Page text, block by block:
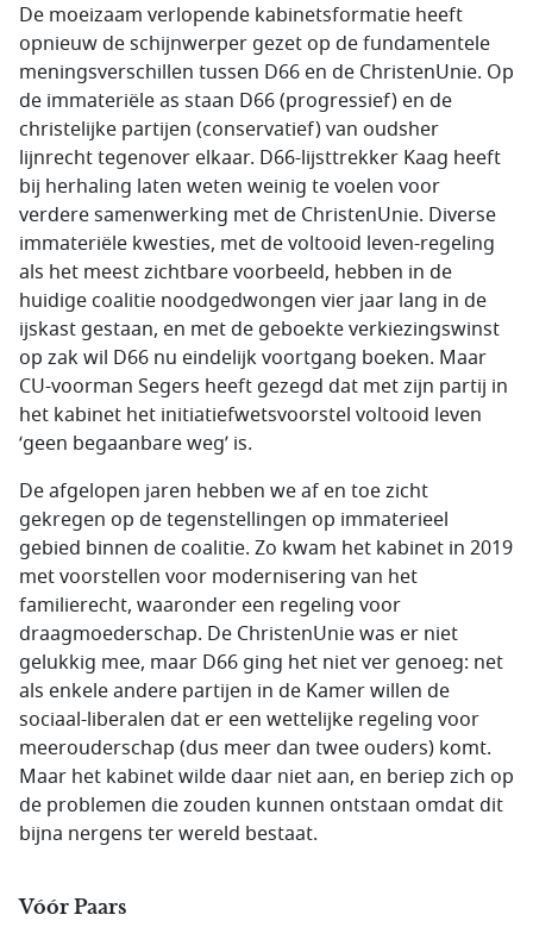
De moeizaam verlopende kabinetsformatie heeft
opnieuw de schijnwerper gezet op de fundamentele
meningsverschillen tussen D66 en de ChristenUnie. Op
de immateriële as staan D66 (progressief) en de
christelijke partijen (conservatief) van oudsher
lijnrecht tegenover elkaar. D66-lijsttrekker Kaag heeft
bij herhaling laten weten weinig te voelen voor
verdere samenwerking met de ChristenUnie. Diverse
immateriële kwesties, met de voltooid leven-regeling
als het meest zichtbare voorbeeld, hebben in de
huidige coalitie noodgedwongen vier jaar lang in de
ijskast gestaan, en met de geboekte verkiezingswinst
op zak wil D66 nu eindelijk voortgang boeken. Maar
CU-voorman Segers heeft gezegd dat met zijn partij in
het kabinet het initiatiefwetsvoorstel voltooid leven
‘geen begaanbare weg’ is.
De afgelopen jaren hebben we af en toe zicht
gekregen op de tegenstellingen op immaterieel
gebied binnen de coalitie. Zo kwam het kabinet in 2019
met voorstellen voor modernisering van het
familierecht, waaronder een regeling voor
draagmoederschap. De ChristenUnie was er niet
gelukkig mee, maar D66 ging het niet ver genoeg: net
als enkele andere partijen in de Kamer willen de
sociaal-liberalen dat er een wettelijke regeling voor
meerouderschap (dus meer dan twee ouders) komt.
Maar het kabinet wilde daar niet aan, en beriep zich op
de problemen die zouden kunnen ontstaan omdat dit
bijna nergens ter wereld bestaat.
Vóór Paars